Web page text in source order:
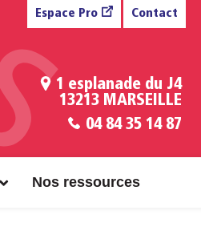
Espace Pro Contact
1 esplanade du J4
13213 MARSEILLE
04 84 35 14 87
Nos ressources